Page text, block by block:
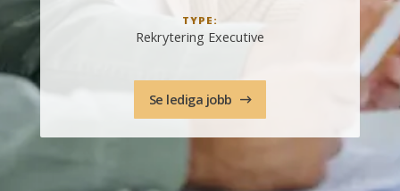
TYPE:
Rekrytering Executive
Se lediga jobb